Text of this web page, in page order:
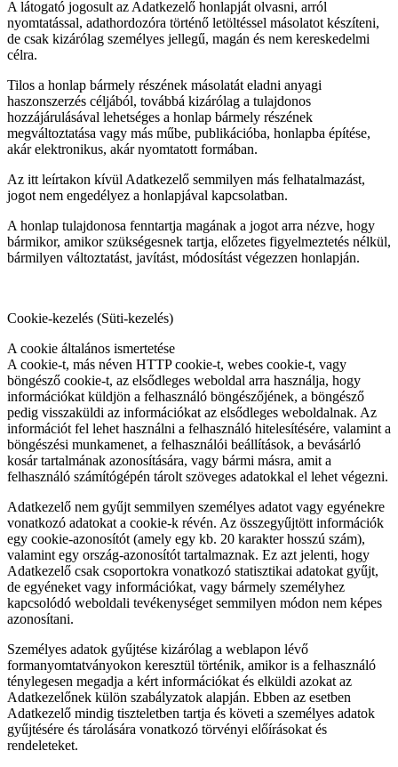
A látogató jogosult az Adatkezelő honlapját olvasni, arról
nyomtatással, adathordozóra történő letöltéssel másolatot készíteni,
de csak kizárólag személyes jellegű, magán és nem kereskedelmi
célra.
Tilos a honlap bármely részének másolatát eladni anyagi
haszonszerzés céljából, továbbá kizárólag a tulajdonos
hozzájárulásával lehetséges a honlap bármely részének
megváltoztatása vagy más műbe, publikációba, honlapba építése,
akár elektronikus, akár nyomtatott formában.
Az itt leírtakon kívül Adatkezelő semmilyen más felhatalmazást,
jogot nem engedélyez a honlapjával kapcsolatban.
A honlap tulajdonosa fenntartja magának a jogot arra nézve, hogy
bármikor, amikor szükségesnek tartja, előzetes figyelmeztetés nélkül,
bármilyen változtatást, javítást, módosítást végezzen honlapján.
Cookie-kezelés (Süti-kezelés)
A cookie általános ismertetése
A cookie-t, más néven HTTP cookie-t, webes cookie-t, vagy
böngésző cookie-t, az elsődleges weboldal arra használja, hogy
információkat küldjön a felhasználó böngészőjének, a böngésző
pedig visszaküldi az információkat az elsődleges weboldalnak. Az
információt fel lehet használni a felhasználó hitelesítésére, valamint a
böngészési munkamenet, a felhasználói beállítások, a bevásárló
kosár tartalmának azonosítására, vagy bármi másra, amit a
felhasználó számítógépén tárolt szöveges adatokkal el lehet végezni.
Adatkezelő nem gyűjt semmilyen személyes adatot vagy egyénekre
vonatkozó adatokat a cookie-k révén. Az összegyűjtött információk
egy cookie-azonosítót (amely egy kb. 20 karakter hosszú szám),
valamint egy ország-azonosítót tartalmaznak. Ez azt jelenti, hogy
Adatkezelő csak csoportokra vonatkozó statisztikai adatokat gyűjt,
de egyéneket vagy információkat, vagy bármely személyhez
kapcsolódó weboldali tevékenységet semmilyen módon nem képes
azonosítani.
Személyes adatok gyűjtése kizárólag a weblapon lévő
formanyomtatványokon keresztül történik, amikor is a felhasználó
ténylegesen megadja a kért információkat és elküldi azokat az
Adatkezelőnek külön szabályzatok alapján. Ebben az esetben
Adatkezelő mindig tiszteletben tartja és követi a személyes adatok
gyűjtésére és tárolására vonatkozó törvényi előírásokat és
rendeleteket.